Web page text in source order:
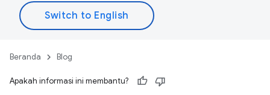
Beranda Blog
Apakah informasi ini membantu?